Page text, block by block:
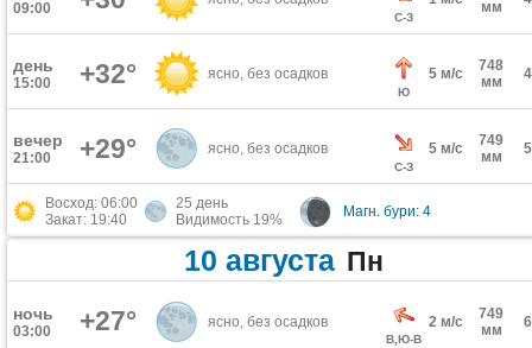
09:00
С-З
мм
день
15:00 +32° ясно, без осадков
Ю
5 м/с
748
мм
вечер
21:00 +29° ясно, без осадков
С-З
5 м/с
749
мм
Восход: 06:00
Закат: 19:40
25 день
Видимость 19%
Магн. бури: 4
10 августа Пн
ночь
03:00 +27° ясно, без осадков
В,Ю-В
2 м/с
749
мм